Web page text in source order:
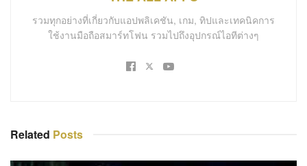
รวมทุกอย่างที่เกี่ยวกับแอปพลิเคชัน, เกม, ทิปและเทคนิคการ
ใช้งานมือถือสมาร์ทโฟน รวมไปถึงอุปกรณ์ไอทีต่างๆ
Related Posts